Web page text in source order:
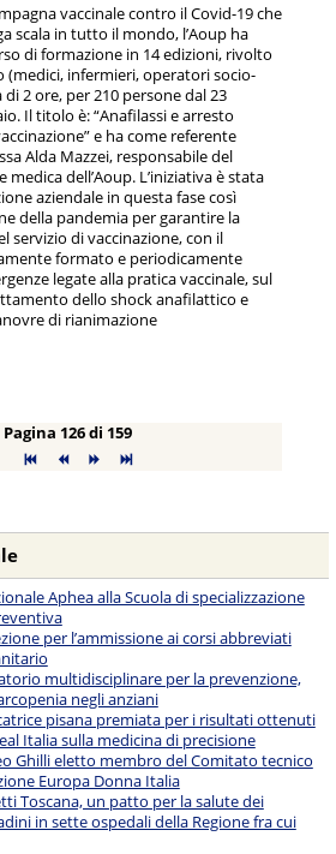
vaccinale contro il Covid-19 che
scala in tutto il mondo, l’Aoup ha
di formazione in 14 edizioni, rivolto
(medici, infermieri, operatori socio-
2 ore, per 210 persone dal 23
Il titolo è: “Anafilassi e arresto
e ha come referente
Alda Mazzei, responsabile del
dell’Aoup. L’iniziativa è stata
aziendale in questa fase così
della pandemia per garantire la
servizio di vaccinazione, con il
formato e periodicamente
legate alla pratica vaccinale, sul
dello shock anafilattico e
di rianimazione
Pagina 126 di 159
Aphea alla Scuola di specializzazione
per l’ammissione ai corsi abbreviati
multidisciplinare per la prevenzione,
negli anziani
pisana premiata per i risultati ottenuti
Italia sulla medicina di precisione
Ghilli eletto membro del Comitato tecnico
Europa Donna Italia
Toscana, un patto per la salute dei
in sette ospedali della Regione fra cui